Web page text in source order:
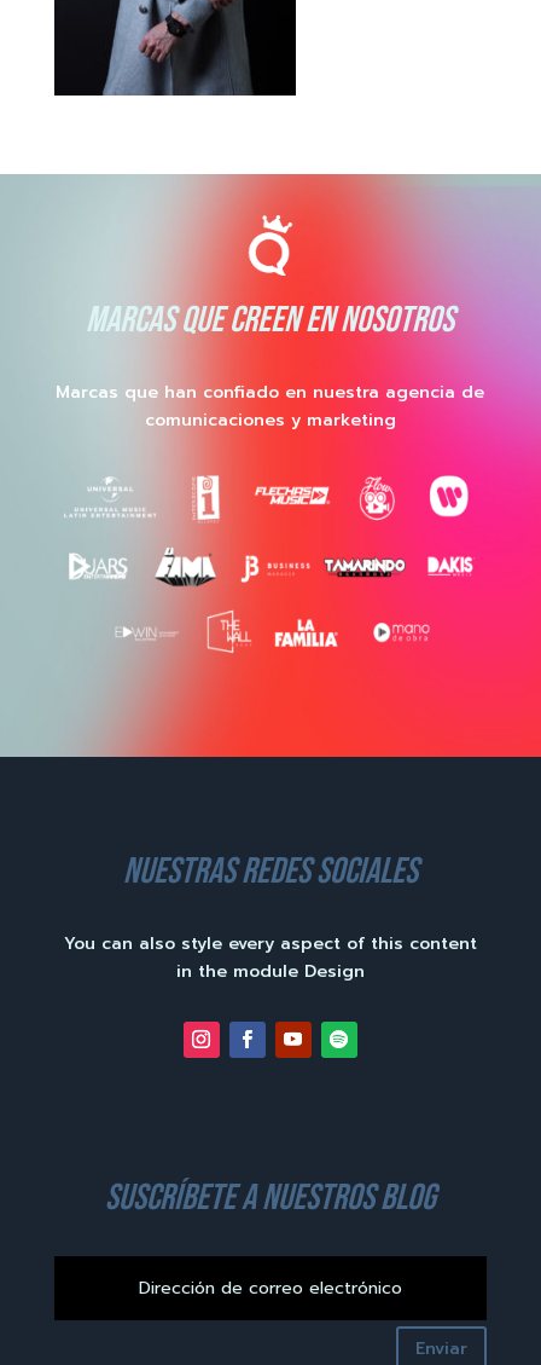
MARCAS QUE CREEN EN NOSOTROS
Marcas que han confiado en nuestra agencia de
comunicaciones y marketing
nuestras redes sociales
You can also style every aspect of this content
in the module Design
suscríbete a nuestros blog
Enviar